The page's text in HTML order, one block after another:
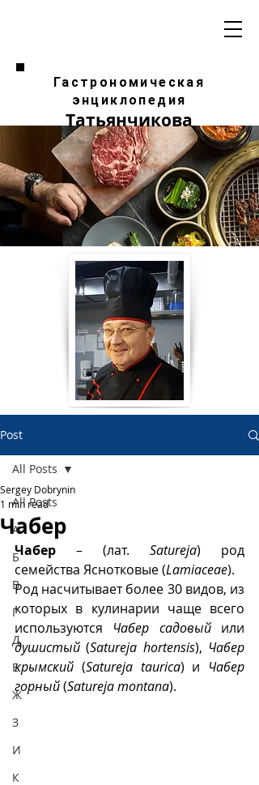
Гастрономическая
энциклопедия
Татьянчикова
Post
All Posts
А
Б
В
Г
Д
Е
Ж
З
И
К
All Posts
Чабер
Sergey Dobrynin
1 min read
Чабер – (лат. Satureja) род
семейства Яснотковые (Lamiaceae).
Род насчитывает более 30 видов, из
которых в кулинарии чаще всего
используются Чабер садовый
душистый (Satureja hortensis), Чабер
крымский (Satureja taurica) и Чабер
горный (Satureja montana).